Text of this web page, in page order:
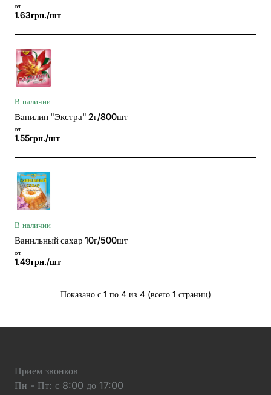
от
1.63грн./шт
В наличии
Ванилин "Экстра" 2г/800шт
от
1.55грн./шт
В наличии
Ванильный сахар 10г/500шт
от
1.49грн./шт
Показано с 1 по 4 из 4 (всего 1 страниц)
Прием звонков
Пн - Пт: с 8:00 до 17:00